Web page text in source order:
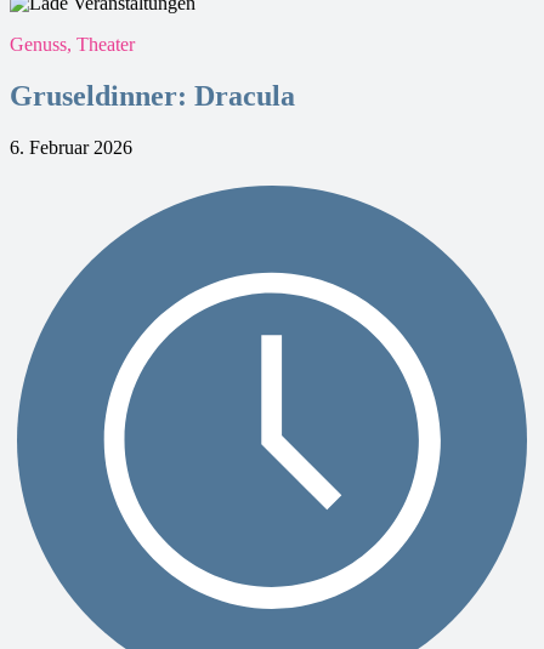
Genuss, Theater
Gruseldinner: Dracula
6. Februar 2026